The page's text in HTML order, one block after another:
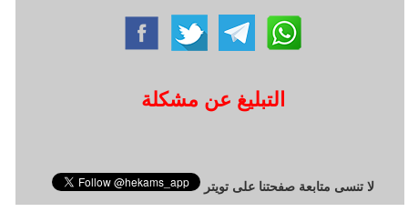
التبليغ عن مشكلة
لا تنسى متابعة صفحتنا على تويتر